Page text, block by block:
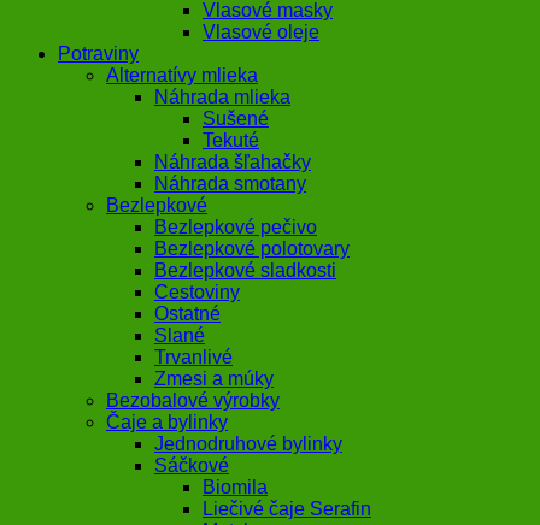
Vlasové masky
Vlasové oleje
Potraviny
Alternatívy mlieka
Náhrada mlieka
Sušené
Tekuté
Náhrada šľahačky
Náhrada smotany
Bezlepkové
Bezlepkové pečivo
Bezlepkové polotovary
Bezlepkové sladkosti
Cestoviny
Ostatné
Slané
Trvanlivé
Zmesi a múky
Bezobalové výrobky
Čaje a bylinky
Jednodruhové bylinky
Sáčkové
Biomila
Liečivé čaje Serafin